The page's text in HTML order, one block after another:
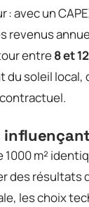
: avec un
revenus
entre8 et
du soleil local,
1000 m²
des résultats
les choix